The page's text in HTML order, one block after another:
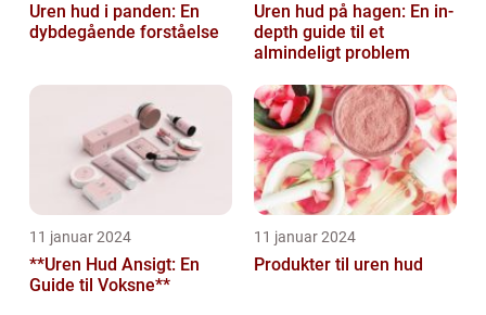
Uren hud i panden: En
dybdegående forståelse
Uren hud på hagen: En in-
depth guide til et
almindeligt problem
11 januar 2024
**Uren Hud Ansigt: En
Guide til Voksne**
11 januar 2024
Produkter til uren hud